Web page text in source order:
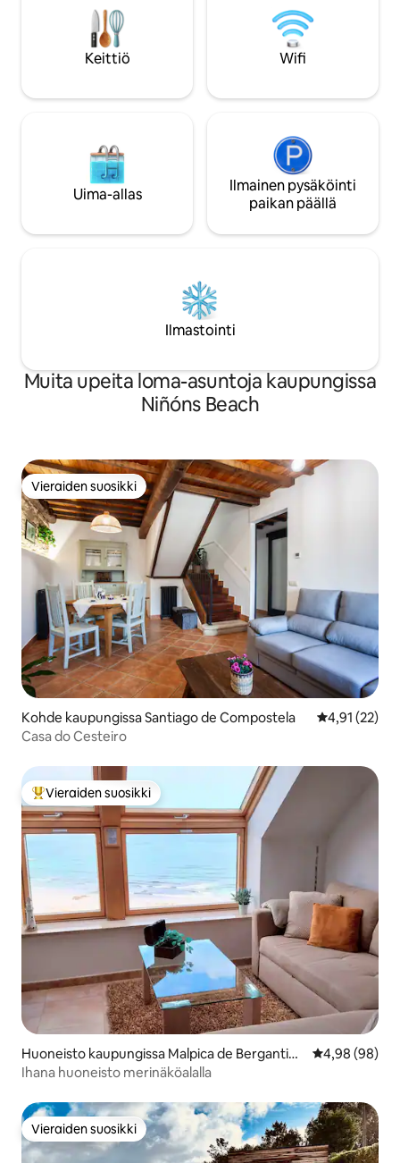
Tyypillinen rekisteröity hórreo.
Meriympäristö, jossa on lukemattomia
Costa da Mortelle tyypillisiä rantoja
ansiosta voit
parhaisiin puoliin
suunnittelun ja
Odotamme sinua!
Keittiö Wifi
Uima-allas
Ilmainen pysäköinti
paikan päällä
Ilmastointi
Muita upeita loma-asuntoja kaupungissa
Niñóns Beach
Vieraiden suosikki
Vieraiden suosikki
Kohde kaupungissa Santiago de Compostela
4,91 (22)
Casa do Cesteiro
Vieraiden suosikkien parhaimmistoa
Vieraiden suosikki
Huoneisto kaupungissa Malpica de Bergantiño
s
4,98 (98)
Ihana huoneisto merinäköalalla
Vieraiden suosikki
Vieraiden suosikki